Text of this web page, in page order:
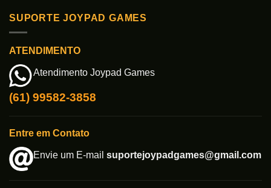
SUPORTE JOYPAD GAMES
ATENDIMENTO
Atendimento Joypad Games
(61) 99582-3858
Entre em Contato
Envie um E-mail suportejoypadgames@gmail.com